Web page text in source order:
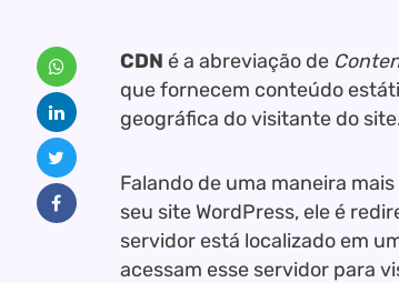
CDN é a abreviação de
que fornecem conteúdo
geográfica do visitante do
Falando de uma maneira
seu site WordPress, ele é
servidor está localizado em
acessam esse servidor para